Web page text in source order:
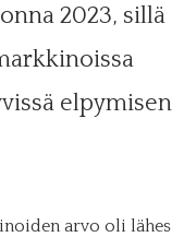
2023, sillä
elpymisen
arvo oli lähes